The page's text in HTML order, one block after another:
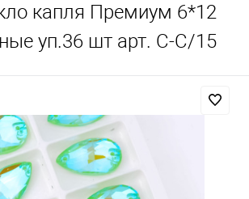
капля Премиум 6*12
уп.36 шт арт. С-С/15